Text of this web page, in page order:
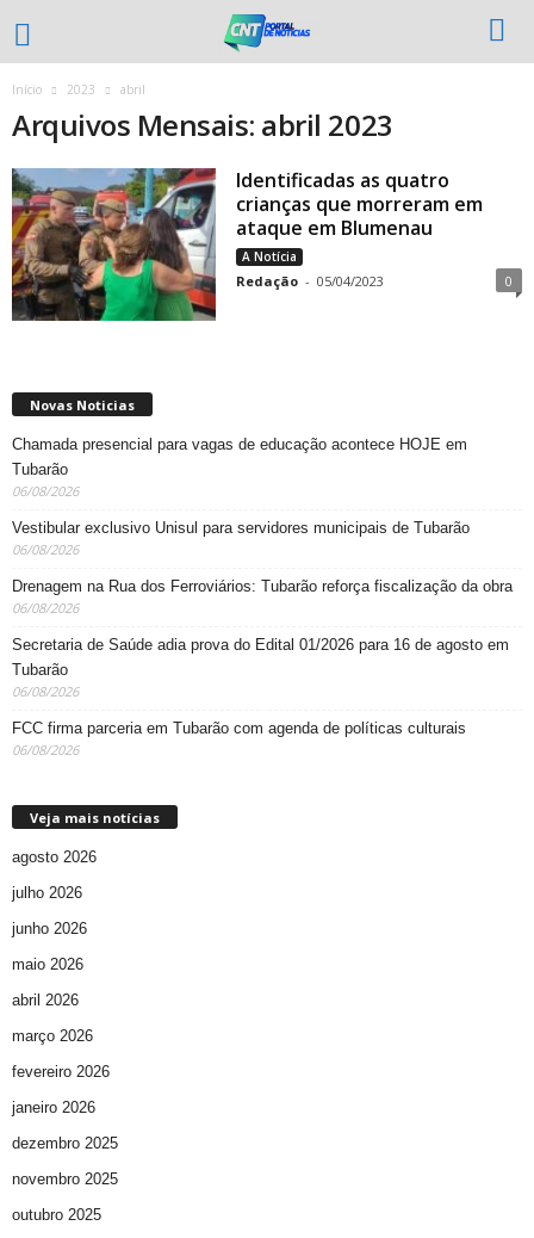
Início 2023 abril
Arquivos Mensais: abril 2023
Identificadas as quatro
crianças que morreram em
ataque em Blumenau
A Notícia
Redação - 05/04/2023 0
Novas Noticias
Chamada presencial para vagas de educação acontece HOJE em
Tubarão
06/08/2026
Vestibular exclusivo Unisul para servidores municipais de Tubarão
06/08/2026
Drenagem na Rua dos Ferroviários: Tubarão reforça fiscalização da obra
06/08/2026
Secretaria de Saúde adia prova do Edital 01/2026 para 16 de agosto em
Tubarão
06/08/2026
FCC firma parceria em Tubarão com agenda de políticas culturais
06/08/2026
Veja mais notícias
agosto 2026
julho 2026
junho 2026
maio 2026
abril 2026
março 2026
fevereiro 2026
janeiro 2026
dezembro 2025
novembro 2025
outubro 2025